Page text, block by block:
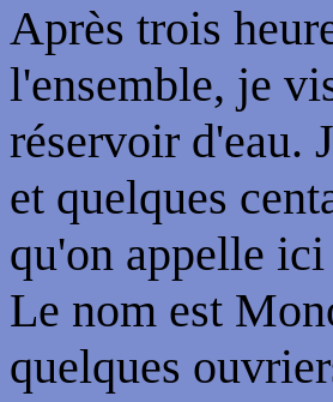
Après trois
l'ensemble, je
réservoir d'eau.
et quelques
qu'on appelle
Le nom est
quelques